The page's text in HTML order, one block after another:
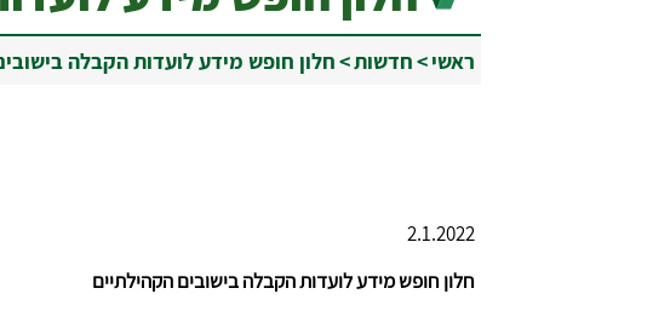
ראשי>חדשות>חלון חופש מידע לועדות הקבלה
2.1.2022
חלון חופש מידע לועדות הקבלה בישובים הקהילתיים